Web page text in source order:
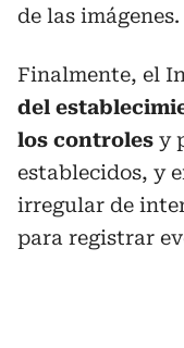
de las imágenes.
Finalmente, el
del
los controles y
establecidos, y
irregular de
para registrar